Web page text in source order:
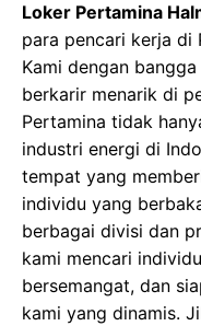
Loker Pertamina
para pencari kerja di
Kami dengan
berkarir menarik di
Pertamina tidak
industri energi di
tempat yang
individu yang
berbagai divisi dan
kami mencari
bersemangat, dan
kami yang dinamis.